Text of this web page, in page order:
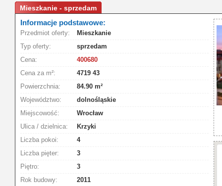
Mieszkanie - sprzedam
Informacje podstawowe:
Przedmiot oferty:
Mieszkanie
Typ oferty:
sprzedam
Cena:
400680
Cena za m²:
4719 43
Powierzchnia:
84.90 m²
Województwo:
dolnośląskie
Miejscowość:
Wrocław
Ulica / dzielnica:
Krzyki
Liczba pokoi:
4
Liczba pięter:
3
Piętro:
3
Rok budowy:
2011